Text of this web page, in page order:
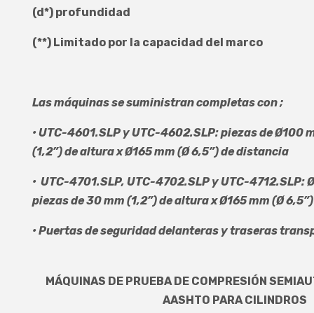
(d*) profundidad
(**) Limitado por la capacidad del marco
Las máquinas se suministran completas con;
•UTC-4601.SLP y UTC-4602.SLP: piezas de Ø100
(1,2”) de altura x Ø165 mm (Ø 6,5”) de distancia
• UTC-4701.SLP, UTC-4702.SLP y UTC-4712.SLP:
piezas de 30 mm (1,2”) de altura x Ø165 mm (Ø
•Puertas de seguridad delanteras y traseras
MÁQUINAS DE PRUEBA DE COMPRESIÓN
AASHTO PARA CILINDROS